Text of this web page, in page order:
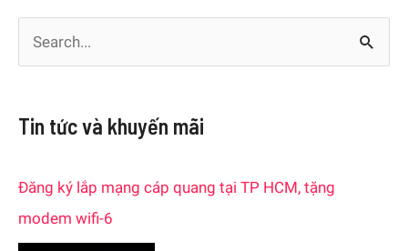
Tin tức và khuyến mãi
Đăng ký lắp mạng cáp quang tại TP HCM, tặng
modem wifi-6